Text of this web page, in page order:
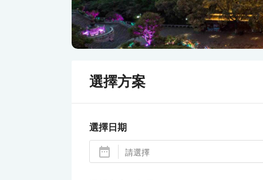
選擇方案
選擇日期